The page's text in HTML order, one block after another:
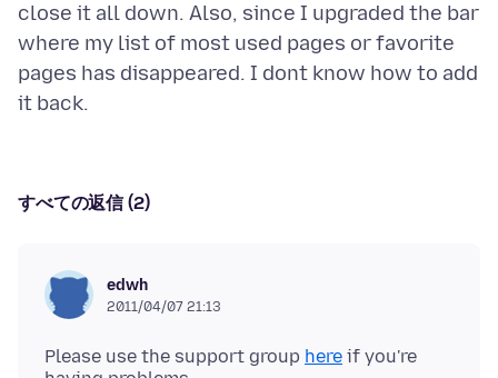
close it all down. Also, since I upgraded the bar
where my list of most used pages or favorite
pages has disappeared. I dont know how to add
すべての返信 (2)
edwh
2011/04/07 21:13
Please use the support group here if you're